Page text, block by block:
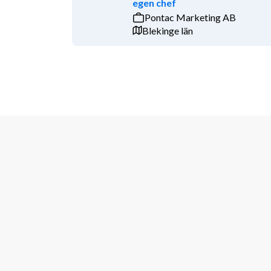
mattias.soderberg@performiq.se
Skicka in din ansökan redan idag då intervjuer sker
egen chef
Pontac Marketing AB
Blekinge län